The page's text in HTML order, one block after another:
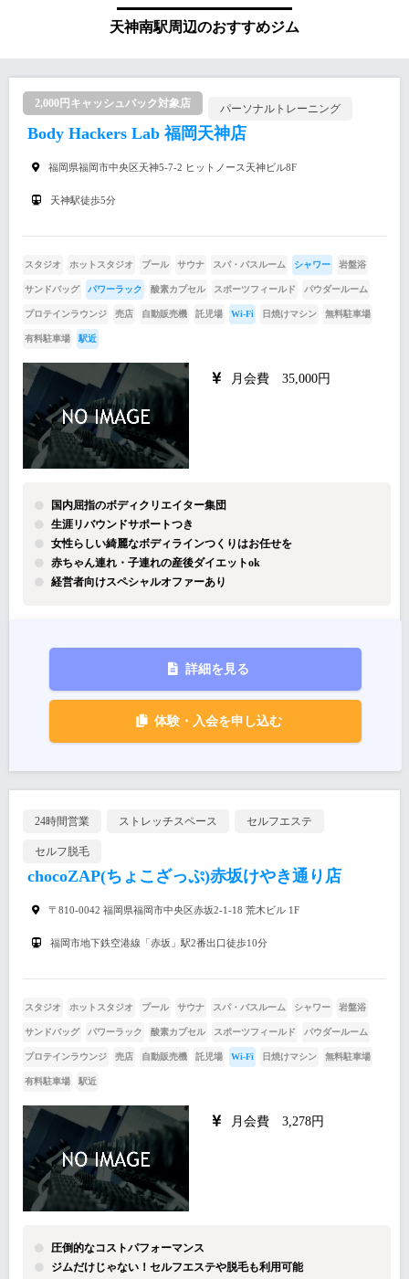
天神南駅周辺のおすすめジム
2,000円キャッシュバック対象店 パーソナルトレーニング
Body Hackers Lab 福岡天神店
福岡県福岡市中央区天神5-7-2 ヒットノース天神ビル8F
天神駅徒歩5分
スタジオ ホットスタジオ プール サウナ スパ・バスルーム シャワー 岩盤浴
サンドバッグ パワーラック 酸素カプセル スポーツフィールド パウダールーム
プロテインラウンジ 売店 自動販売機 託児場 Wi-Fi 日焼けマシン 無料駐車場
有料駐車場 駅近
月会費 35,000円
国内屈指のボディクリエイター集団
生涯リバウンドサポートつき
女性らしい綺麗なボディラインつくりはお任せを
赤ちゃん連れ・子連れの産後ダイエットok
経営者向けスペシャルオファーあり
詳細を見る
体験・入会を申し込む
24時間営業 ストレッチスペース セルフエステ
セルフ脱毛
chocoZAP(ちょこざっぷ)赤坂けやき通り店
〒810-0042 福岡県福岡市中央区赤坂2-1-18 荒木ビル 1F
福岡市地下鉄空港線「赤坂」駅2番出口徒歩10分
スタジオ ホットスタジオ プール サウナ スパ・バスルーム シャワー 岩盤浴
サンドバッグ パワーラック 酸素カプセル スポーツフィールド パウダールーム
プロテインラウンジ 売店 自動販売機 託児場 Wi-Fi 日焼けマシン 無料駐車場
有料駐車場 駅近
月会費 3,278円
圧倒的なコストパフォーマンス
ジムだけじゃない！セルフエステや脱毛も利用可能